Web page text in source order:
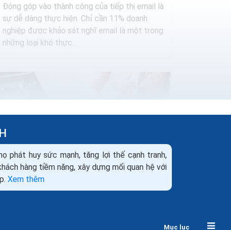
Mục lục
Đóng góp vào thành công của tiếp thị email là
sự dễ dàng thực hiện. Chỉ cần 11% doanh
nghiệp được khảo sát nghĩ email là một trong
những loại khó thực...
phát huy sức mạnh, tăng lợi thế cạnh tranh,
hàng tiềm năng, xây dựng mối quan hệ với
Xem thêm